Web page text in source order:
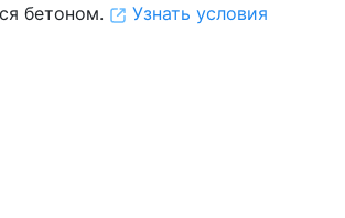
бетоном. Узнать условия